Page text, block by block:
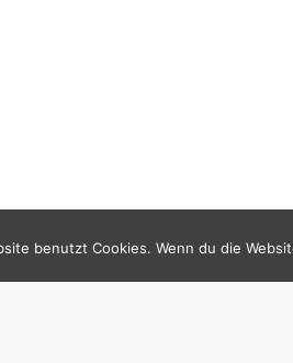
benutzt Cookies. Wenn du die